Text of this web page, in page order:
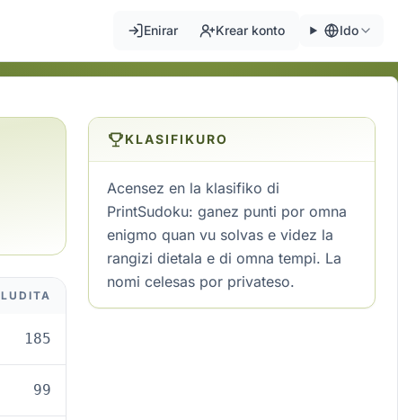
Enirar Krear konto Ido
LUDITA
185
99
KLASIFIKURO
Acensez en la klasifiko di
PrintSudoku: ganez punti por omna
enigmo quan vu solvas e videz la
rangizi dietala e di omna tempi. La
nomi celesas por privateso.